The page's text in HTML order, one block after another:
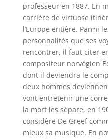
professeur en 1887. En
carrière de virtuose
l’Europe entière. Parmi
personnalités que ses
rencontrer, il faut citer
compositeur norvégien
dont il deviendra le
deux hommes
vont entretenir une
la mort les sépare, en
considère De Greef
mieux sa musique. En